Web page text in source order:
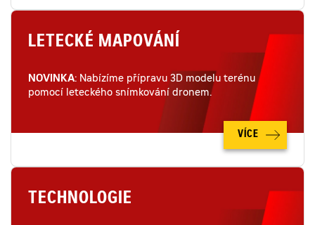
LETECKÉ MAPOVÁNÍ
NOVINKA: Nabízíme přípravu 3D modelu terénu
pomocí leteckého snímkování dronem.
VÍCE
TECHNOLOGIE